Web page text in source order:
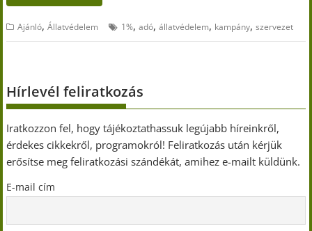
Ajánló,Állatvédelem 1%,adó,állatvédelem, kampány,szervezet
Hírlevél feliratkozás
Iratkozzon fel, hogy tájékoztathassuk legújabb híreinkről,
érdekes cikkekről, programokról! Feliratkozás után kérjük
erősítse meg feliratkozási szándékát, amihez e-mailt küldünk.
E-mail cím